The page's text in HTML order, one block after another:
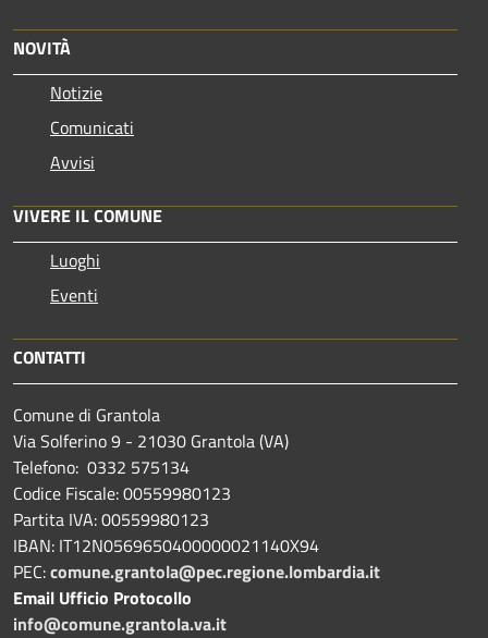
NOVITÀ
Notizie
Comunicati
Avvisi
VIVERE IL COMUNE
Luoghi
Eventi
CONTATTI
Comune di Grantola
Via Solferino 9 - 21030 Grantola (VA)
Telefono: 0332 575134
Codice Fiscale: 00559980123
Partita IVA: 00559980123
IBAN: IT12N0569650400000021140X94
PEC:comune.grantola@pec.regione.lombardia.it
Email Ufficio Protocollo
info@comune.grantola.va.it